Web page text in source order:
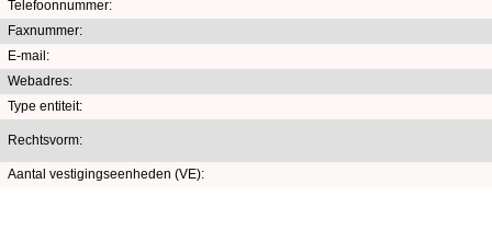
Telefoonnummer:
Faxnummer:
E-mail:
Webadres:
Type entiteit:
Rechtsvorm:
Aantal vestigingseenheden (VE):